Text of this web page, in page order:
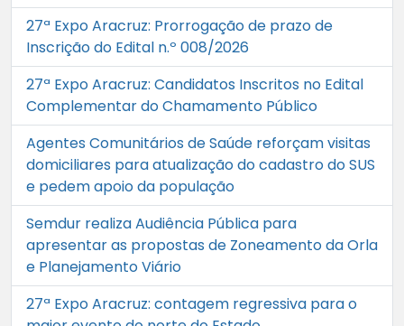
27ª Expo Aracruz: Prorrogação de prazo de
Inscrição do Edital n.º 008/2026
27ª Expo Aracruz: Candidatos Inscritos no Edital
Complementar do Chamamento Público
Agentes Comunitários de Saúde reforçam visitas
domiciliares para atualização do cadastro do SUS
e pedem apoio da população
Semdur realiza Audiência Pública para
apresentar as propostas de Zoneamento da Orla
e Planejamento Viário
27ª Expo Aracruz: contagem regressiva para o